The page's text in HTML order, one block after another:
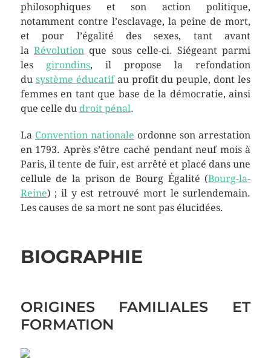
philosophiques et son action politique,
notamment contre l’esclavage, la peine de mort,
et pour l’égalité des sexes, tant avant
la Révolutionque sous celle-ci. Siégeant parmi
les girondins, il propose la refondation
du système éducatifau profit du peuple, dont les
femmes en tant que base de la démocratie, ainsi
que celle du droit pénal.
La Convention nationale ordonne son arrestation
en 1793. Après s’être caché pendant neuf mois à
Paris, il tente de fuir, est arrêté et placé dans une
cellule de la prison de Bourg Égalité (Bourg-la-
Reine) ; il y est retrouvé mort le surlendemain.
Les causes de sa mort ne sont pas élucidées.
BIOGRAPHIE
ORIGINES FAMILIALES ET
FORMATION